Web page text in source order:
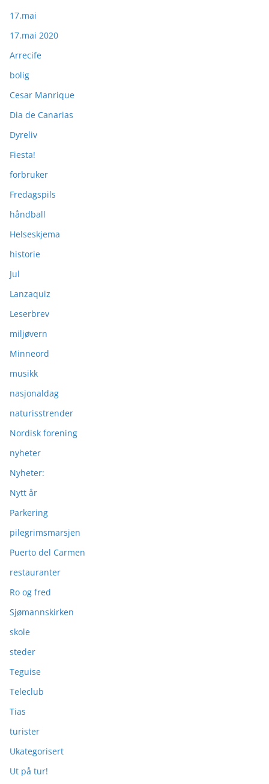
17.mai
17.mai 2020
Arrecife
bolig
Cesar Manrique
Dia de Canarias
Dyreliv
Fiesta!
forbruker
Fredagspils
håndball
Helseskjema
historie
Jul
Lanzaquiz
Leserbrev
miljøvern
Minneord
musikk
nasjonaldag
naturisstrender
Nordisk forening
nyheter
Nyheter:
Nytt år
Parkering
pilegrimsmarsjen
Puerto del Carmen
restauranter
Ro og fred
Sjømannskirken
skole
steder
Teguise
Teleclub
Tias
turister
Ukategorisert
Ut på tur!